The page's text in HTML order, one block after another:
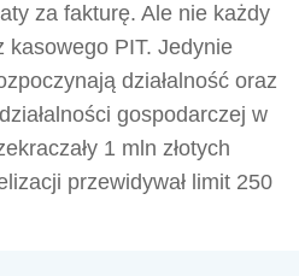
za fakturę. Ale nie każdy
kasowego PIT. Jedynie
działalność oraz
gospodarczej w
1 mln złotych
przewidywał limit 250